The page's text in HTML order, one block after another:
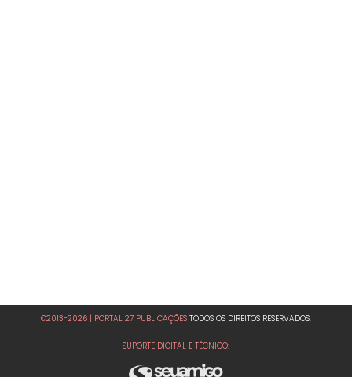
©2013-2026 | PORTAL 27 PUBLICAÇÕES TODOS OS DIREITOS RESERVADOS.
SUPORTE DIGITAL E TÉCNICO: